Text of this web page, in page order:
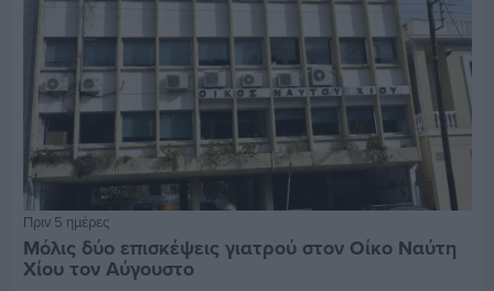
Πριν 5 ημέρες
Μόλις δύο επισκέψεις γιατρού στον Οίκο Ναύτη
Χίου τον Αύγουστο